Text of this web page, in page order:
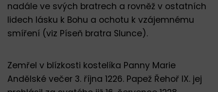
nadále ve svých bratrech a rovněž v ostatních
lidech lásku k Bohu a ochotu k vzájemnému
smíření (viz Píseň bratra Slunce).
Zemřel v blízkosti kostelíka Panny Marie
Andělské večer 3. října 1226. Papež Řehoř IX. jej